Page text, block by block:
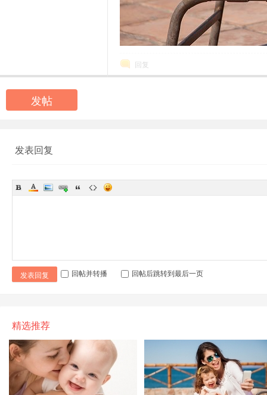
回复
发帖
发表回复
发表回复 回帖并转播 回帖后跳转到最后一页
精选推荐